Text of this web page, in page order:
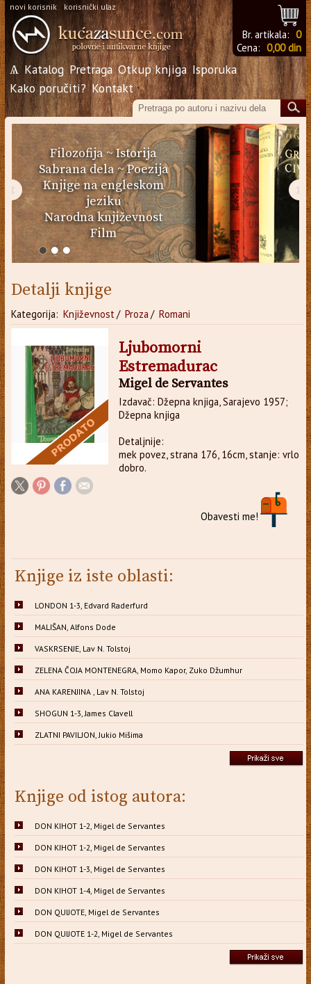
novi korisnik korisnički ulaz
Br. artikala: 0
Cena: 0,00 din
Ѧ Katalog Pretraga Otkup knjiga Isporuka
Kako poručiti? Kontakt
Filozofija~Istorija
Sabrana dela~Poezija
Knjige na engleskom
jeziku
Narodna književnost
Film
‹ ›
Detalji knjige
Kategorija: Književnost/ Proza/ Romani
Ljubomorni
Estremadurac
Migel de Servantes
Izdavač: Džepna knjiga, Sarajevo 1957;
Džepna knjiga
Detaljnije:
mek povez, strana 176, 16cm, stanje: vrlo
dobro.
Obavesti me!
Knjige iz iste oblasti:
LONDON 1-3, Edvard Raderfurd
MALIŠAN, Alfons Dode
VASKRSENJE, Lav N. Tolstoj
ZELENA ČOJA MONTENEGRA, Momo Kapor, Zuko Džumhur
ANA KARENJINA , Lav N. Tolstoj
SHOGUN 1-3, James Clavell
ZLATNI PAVILJON, Jukio Mišima
Knjige od istog autora:
DON KIHOT 1-2, Migel de Servantes
DON KIHOT 1-2, Migel de Servantes
DON KIHOT 1-3, Migel de Servantes
DON KIHOT 1-4, Migel de Servantes
DON QUIJOTE, Migel de Servantes
DON QUIJOTE 1-2, Migel de Servantes